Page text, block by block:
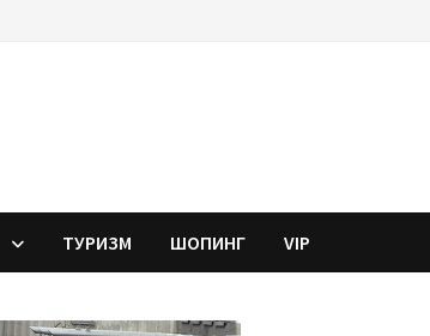
ТУРИЗМ ШОПИНГ VIP